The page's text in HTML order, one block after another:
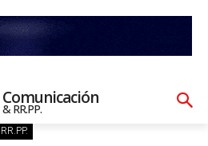
Comunicación
& RR.PP.